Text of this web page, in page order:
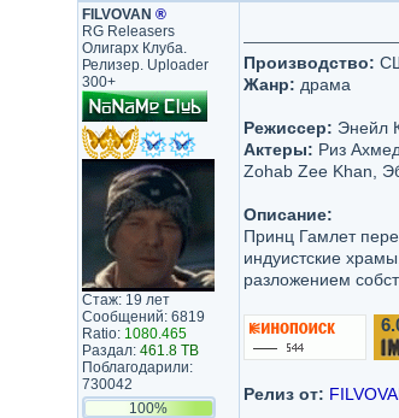
FILVOVAN ®
RG Releasers
Олигарх Клуба.
Релизер. Uploader
300+
Стаж: 19 лет
Сообщений: 6819
Ratio: 1080.465
Раздал: 461.8 TB
Поблагодарили:
730042
100%
Производство:
Жанр: драма
Режиссер: Энейл
Актеры: Риз
Zohab Zee Khan,
Описание:
Принц Гамлет
индуистские
разложением
Релиз от: